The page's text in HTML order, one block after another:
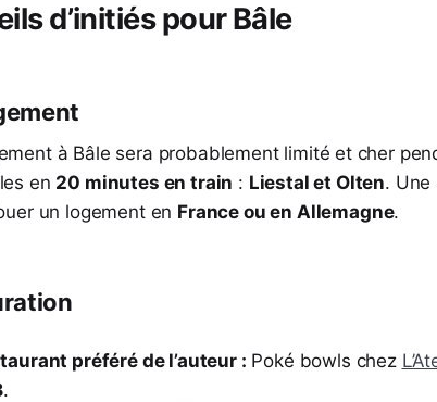
d’initiés pour Bâle
à Bâle sera probablement limité et cher
en 20 minutes en train : Liestal et Olten. Une
un logement en France ou en Allemagne.
préféré de l’auteur : Poké bowls chez
.